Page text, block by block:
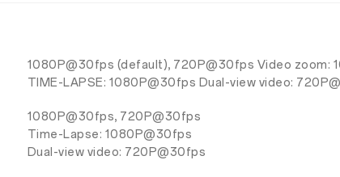
1080P@30fps (default), 720P@30fps Video zoom:
TIME-LAPSE: 1080P@30fps Dual-view video:
1080P@30fps, 720P@30fps
Time-Lapse: 1080P@30fps
Dual-view video: 720P@30fps